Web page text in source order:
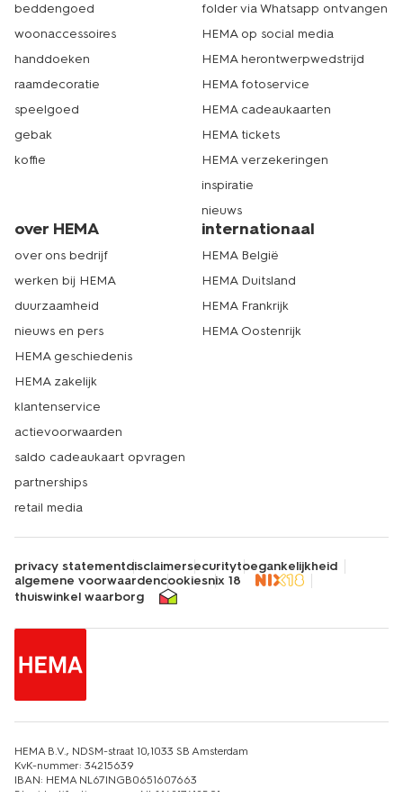
bestelling meestal de volgende dag al in huis. Wel zo
makkelijk want zo hoef je er niet zelf mee te sjouwen. En
zo houd je tijd over voor andere dingen. Heb je iets
verkeerds besteld en wil je iets van de babykleding
aanbiedingen ruilen of retourneren? Ook dat is geen
bon je artikelen ruilen of terugbrengen. Ook dat is echt
HEMA.
beddengoed
woonaccessoires
handdoeken
raamdecoratie
speelgoed
gebak
koffie
folder via Whatsapp ontvangen
HEMA op social media
HEMA herontwerpwedstrijd
HEMA fotoservice
HEMA cadeaukaarten
HEMA tickets
HEMA verzekeringen
inspiratie
nieuws
over HEMA
over ons bedrijf
werken bij HEMA
duurzaamheid
nieuws en pers
HEMA geschiedenis
HEMA zakelijk
klantenservice
actievoorwaarden
saldo cadeaukaart opvragen
partnerships
retail media
internationaal
HEMA België
HEMA Duitsland
HEMA Frankrijk
HEMA Oostenrijk
privacy statementdisclaimersecuritytoegankelijkheid
algemene voorwaardencookiesnix 18
thuiswinkel waarborg
HEMA B.V., NDSM-straat 10,1033 SB Amsterdam
KvK-nummer: 34215639
IBAN: HEMA NL67INGB0651607663
Btw-identificatienummer: NL814217412B01